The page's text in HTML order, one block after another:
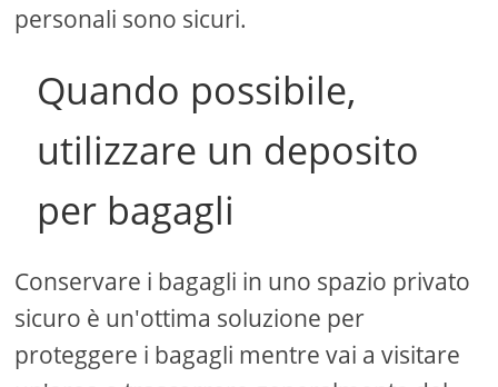
personali sono sicuri.
Quando possibile,
utilizzare un deposito
per bagagli
Conservare i bagagli in uno spazio privato
sicuro è un'ottima soluzione per
proteggere i bagagli mentre vai a visitare